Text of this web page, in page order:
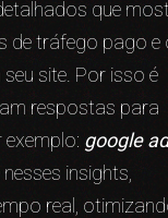
que
de tráfego pago e
site. Por isso é
respostas para
google
insights,
real,